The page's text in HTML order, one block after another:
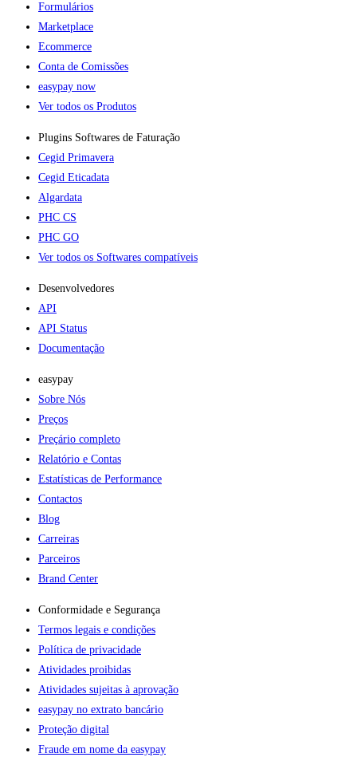
Formulários
Marketplace
Ecommerce
Conta de Comissões
easypay now
Ver todos os Produtos
Plugins Softwares de Faturação​
Cegid Primavera
Cegid Eticadata
Algardata
PHC CS
PHC GO
Ver todos os Softwares compatíveis
Desenvolvedores
API
API Status
Documentação
easypay
Sobre Nós
Preços
Preçário completo
Relatório e Contas
Estatísticas de Performance
Contactos
Blog
Carreiras
Parceiros
Brand Center
Conformidade e Segurança
Termos legais e condições
Política de privacidade
Atividades proibidas
Atividades sujeitas à aprovação
easypay no extrato bancário
Proteção digital
Fraude em nome da easypay